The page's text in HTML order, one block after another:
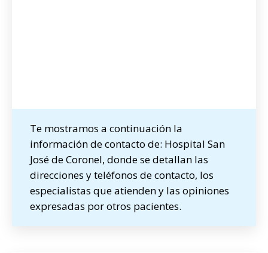
Te mostramos a continuación la
información de contacto de: Hospital San
José de Coronel, donde se detallan las
direcciones y teléfonos de contacto, los
especialistas que atienden y las opiniones
expresadas por otros pacientes.